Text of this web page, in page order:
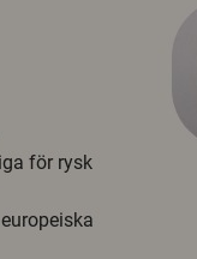
för rysk